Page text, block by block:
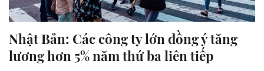
Nhật Bản: Các công ty lớn đồng ý tăng
lương hơn 5% năm thứ ba liên tiếp